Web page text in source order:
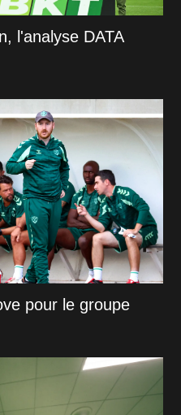
l'analyse DATA
pour le groupe